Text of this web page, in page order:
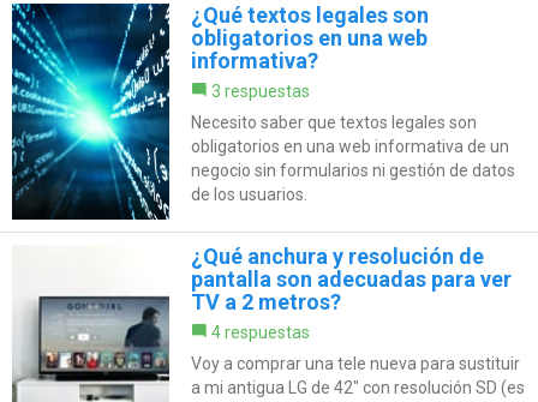
¿Qué textos legales son
obligatorios en una web
informativa?
3 respuestas
Necesito saber que textos legales son
obligatorios en una web informativa de un
negocio sin formularios ni gestión de datos
de los usuarios.
¿Qué anchura y resolución de
pantalla son adecuadas para ver
TV a 2 metros?
4 respuestas
Voy a comprar una tele nueva para sustituir
a mi antigua LG de 42" con resolución SD (es